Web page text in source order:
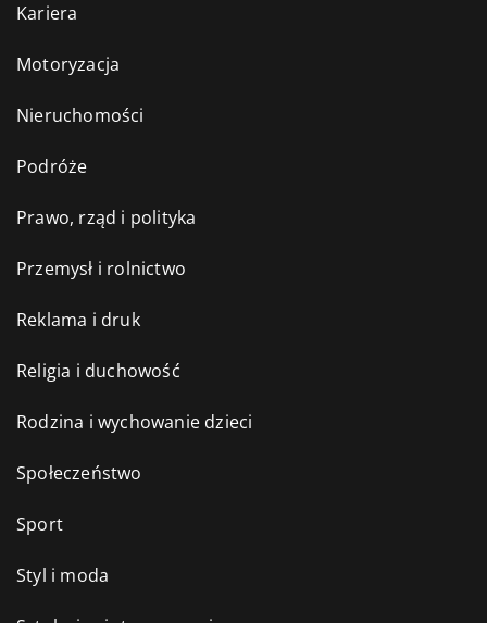
Kariera
Motoryzacja
Nieruchomości
Podróże
Prawo, rząd i polityka
Przemysł i rolnictwo
Reklama i druk
Religia i duchowość
Rodzina i wychowanie dzieci
Społeczeństwo
Sport
Styl i moda